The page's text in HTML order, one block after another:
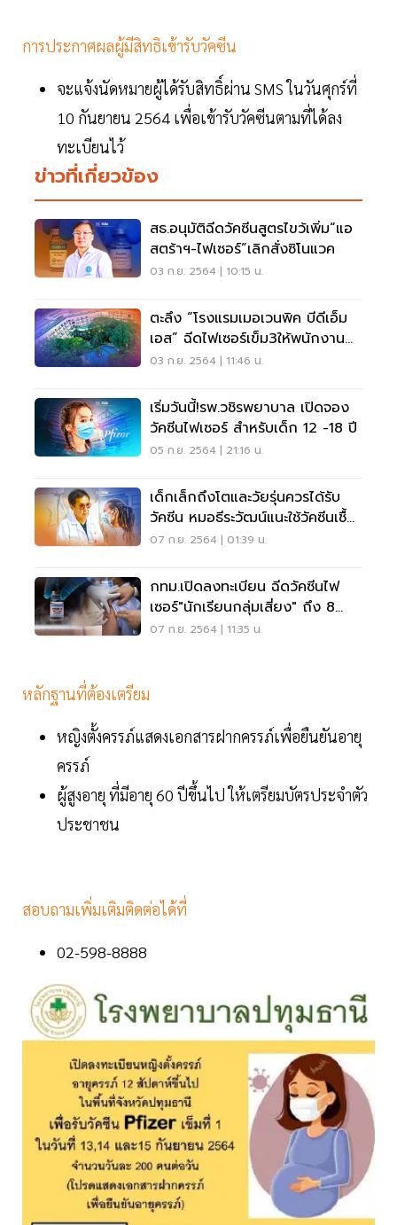
การประกาศผลผู้มีสิทธิเข้ารับวัคซีน
จะแจ้งนัดหมายผู้ได้รับสิทธิ์ผ่าน SMS ในวันศุกร์ที่
10 กันยายน 2564 เพื่อเข้ารับวัคซีนตามที่ได้ลง
ทะเบียนไว้
ข่าวที่เกี่ยวข้อง
สธ.อนุมัติฉีดวัคซีนสูตรไขว้เพิ่ม“แอ
สตร้าฯ-ไฟเซอร์”เลิกสั่งซิโนแวค
03 ก.ย. 2564 | 10:15 น.
ตะลึง “โรงแรมเมอเวนพิค บีดีเอ็ม
เอส” ฉีดไฟเซอร์เข็ม3ให้พนักงาน
ทุกคน
03 ก.ย. 2564 | 11:46 น.
เริ่มวันนี้!รพ.วชิรพยาบาล เปิดจอง
วัคซีนไฟเซอร์ สำหรับเด็ก 12 -18 ปี
05 ก.ย. 2564 | 21:16 น.
เด็กเล็กถึงโตและวัยรุ่นควรได้รับ
วัคซีน หมอธีระวัฒน์แนะใช้วัคซีนเชื้อ
ตาย
07 ก.ย. 2564 | 01:39 น.
กทม.เปิดลงทะเบียน ฉีดวัคซีนไฟ
เซอร์"นักเรียนกลุ่มเสี่ยง" ถึง 8
ก.ย.นี้
07 ก.ย. 2564 | 11:35 น.
หลักฐานที่ต้องเตรียม
หญิงตั้งครรภ์แสดงเอกสารฝากครรภ์เพื่อยืนยันอายุ
ครรภ์
ผู้สูงอายุ ที่มีอายุ 60 ปีขึ้นไป ให้เตรียมบัตรประจำตัว
ประชาชน
สอบถามเพิ่มเติมติดต่อได้ที่
02-598-8888